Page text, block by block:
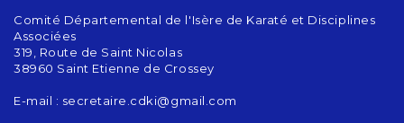
Comité Départemental de l'Isère de Karaté et Disciplines
Associées
319, Route de Saint Nicolas
38960 Saint Etienne de Crossey
E-mail : secretaire.cdki@gmail.com